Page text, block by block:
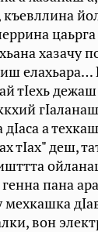
хазачу
елахьара…
тIехь
дIаса а
тIах" деш,
пана
мехкашка
вон